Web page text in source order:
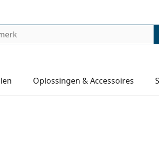
Oplossingen & Accessoires